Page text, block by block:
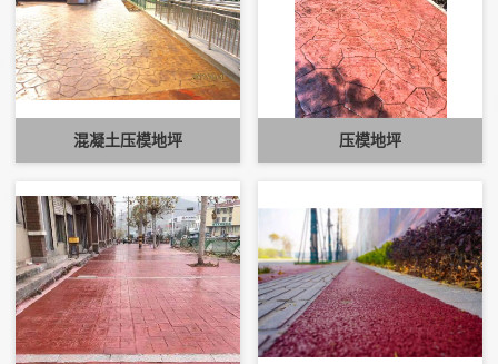
混凝土压模地坪 压模地坪